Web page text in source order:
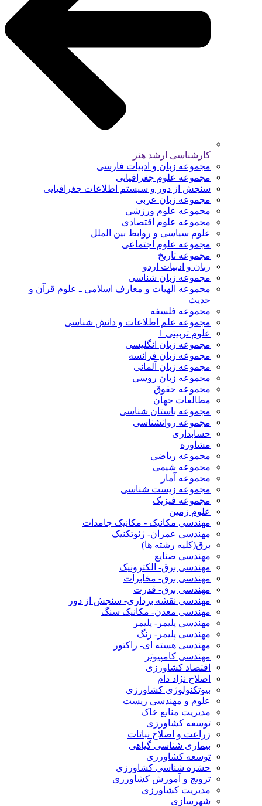
کارشناسی ارشد هنر
مجموعه زبان و ادبیات فارسی
مجموعه علوم جغرافیایی
سنجش از دور و سیستم اطلاعات جغرافیایی
مجموعه زبان عربی
مجموعه علوم ورزشی
مجموعه علوم اقتصادی
علوم سیاسی و روابط بین الملل
مجموعه علوم اجتماعی
مجموعه تاریخ
زبان و ادبیات اردو
مجموعه زبان شناسی
مجموعه الهیات و معارف اسلامی ـ علوم قرآن و
حدیث
مجموعه فلسفه
مجموعه علم اطلاعات و دانش شناسی
علوم تربیتی 1
مجموعه زبان انگلیسی
مجموعه زبان فرانسه
مجموعه زبان آلمانی
مجموعه زبان روسی
مجموعه حقوق
مطالعات جهان
مجموعه باستان شناسی
مجموعه روانشناسی
حسابداری
مشاوره
مجموعه ریاضی
مجموعه شیمی
مجموعه آمار
مجموعه زیست شناسی
مجموعه فیزیک
علوم زمین
مهندسی مکانیک - مکانیک جامدات
مهندسی عمران- ژئوتکنیک
برق(کلیه رشته ها)
مهندسی صنایع
مهندسی برق- الکترونیک
مهندسی برق- مخابرات
مهندسی برق- قدرت
مهندسی نقشه برداری- سنجش از دور
مهندسی معدن- مکانیک سنگ
مهندسی پلیمر- پلیمر
مهندسی پلیمر- رنگ
مهندسی هسته ای- راکتور
مهندسی کامپیوتر
اقتصاد کشاورزی
اصلاح نژاد دام
بیوتکنولوژی کشاورزی
علوم و مهندسی زیست
مدیریت منابع خاک
توسعه کشاورزی
زراعت و اصلاح نباتات
بیماری شناسی گیاهی
توسعه کشاورزی
حشره شناسی کشاورزی
ترویج و آموزش کشاورزی
مدیریت کشاورزی
شهرسازی